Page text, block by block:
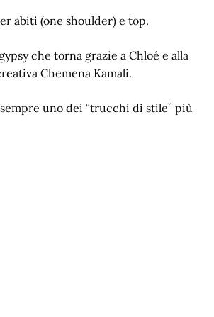
abiti (one shoulder) e top.
che torna grazie a Chloé e alla
Chemena Kamali.
uno dei “trucchi di stile” più